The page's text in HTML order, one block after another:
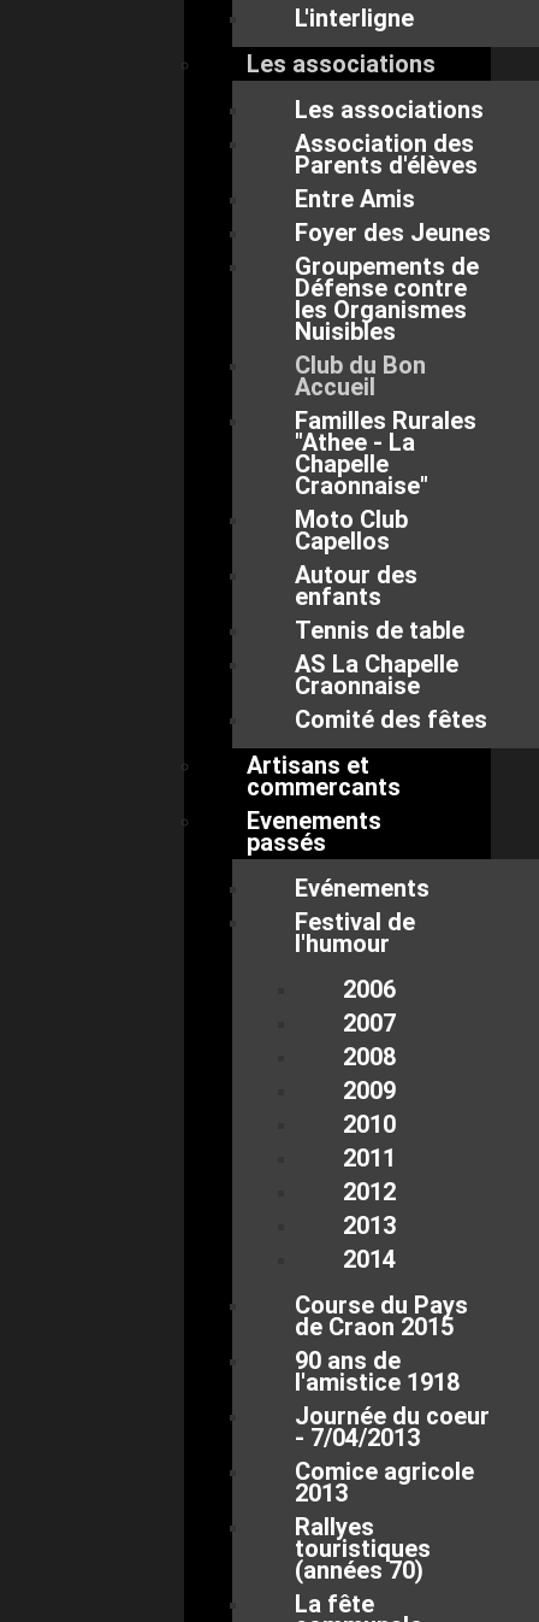
L'interligne
Les associations
Les associations
Association des
Parents d'élèves
Entre Amis
Foyer des Jeunes
Groupements de
Défense contre
les Organismes
Nuisibles
Club du Bon
Accueil
Familles Rurales
"Athee - La
Chapelle
Craonnaise"
Moto Club
Capellos
Autour des
enfants
Tennis de table
AS La Chapelle
Craonnaise
Comité des fêtes
Artisans et
commercants
Evenements
passés
Evénements
Festival de
l'humour
2006
2007
2008
2009
2010
2011
2012
2013
2014
Course du Pays
de Craon 2015
90 ans de
l'amistice 1918
Journée du coeur
- 7/04/2013
Comice agricole
2013
Rallyes
touristiques
(années 70)
La fête